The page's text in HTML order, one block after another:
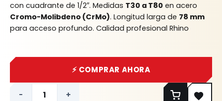
con cuadrante de 1/2″. Medidas T30 a T80 en acero
Cromo-Molibdeno (CrMo). Longitud larga de 78 mm
para acceso profundo. Calidad profesional Rhino
- +
⚡ COMPRAR AHORA